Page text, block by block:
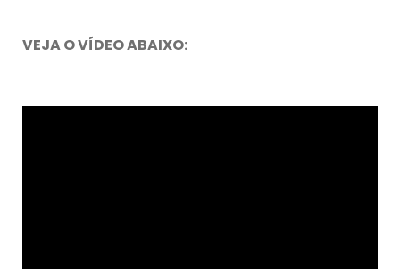
VEJA O VÍDEO ABAIXO: